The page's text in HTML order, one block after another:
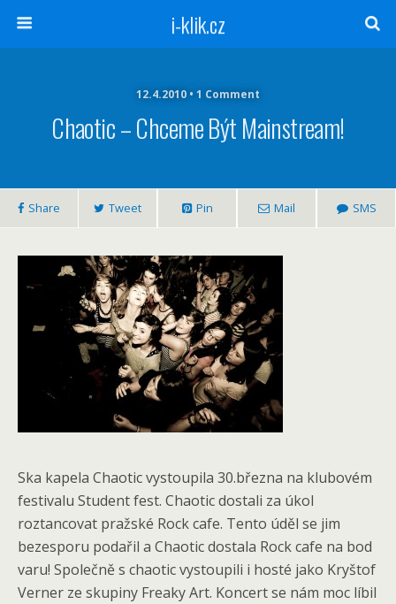
i-klik.cz
12.4.2010 • 1 Comment
Chaotic – Chceme Být Mainstream!
Share Tweet Pin Mail SMS
Ska kapela Chaotic vystoupila 30.března na klubovém
festivalu Student fest. Chaotic dostali za úkol
roztancovat pražské Rock cafe. Tento úděl se jim
bezesporu podařil a Chaotic dostala Rock cafe na bod
varu! Společně s chaotic vystoupili i hosté jako Kryštof
Verner ze skupiny Freaky Art. Koncert se nám moc líbil